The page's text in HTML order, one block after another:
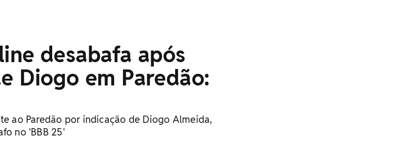
desabafa após
Diogo em Paredão:
ao Paredão por indicação de Diogo Almeida,
no 'BBB 25'